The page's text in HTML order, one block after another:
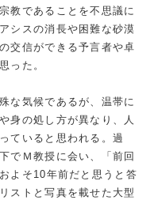
教であることを不思議に
シスの消長や困難な砂漠
交信ができる予言者や卓
った。
な気候であるが、温帯に
身の処し方が異なり、人
ていると思われる。過
でＭ教授に会い、「前回
よそ10年前だと思うと答
ストと写真を載せた大型